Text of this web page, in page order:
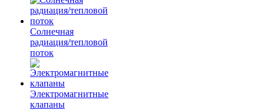
Солнечная
радиация/тепловой
поток
Электромагнитные
клапаны